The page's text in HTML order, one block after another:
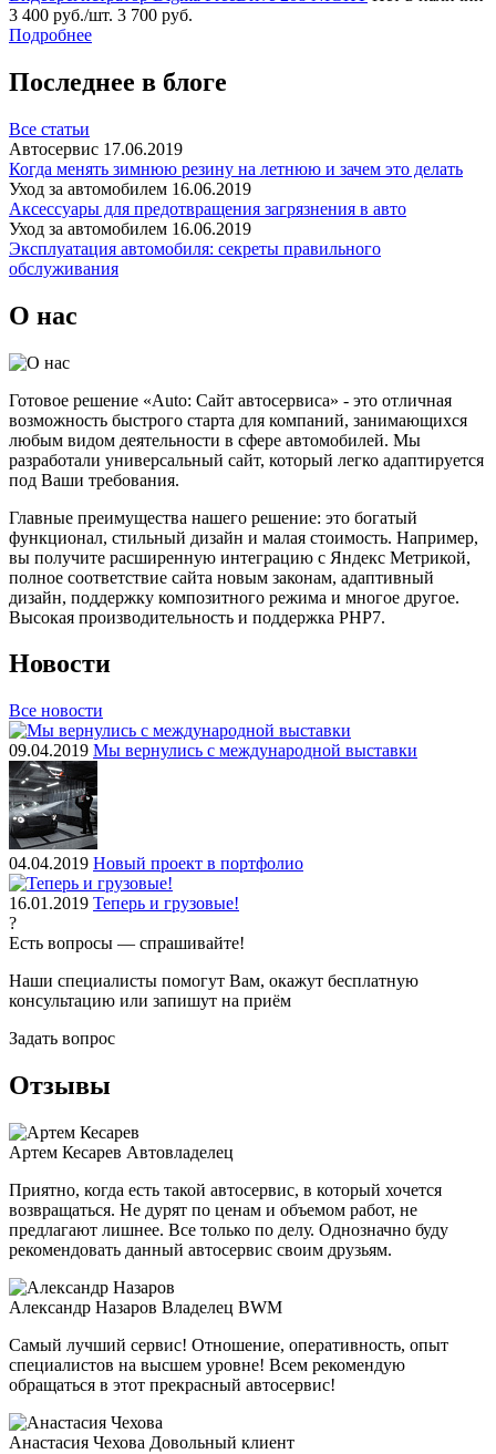
3 400 руб./шт. 3 700 руб.
Подробнее
Последнее в блоге
Все статьи
Автосервис 17.06.2019
Когда менять зимнюю резину на летнюю и зачем это делать
Уход за автомобилем 16.06.2019
Аксессуары для предотвращения загрязнения в авто
Уход за автомобилем 16.06.2019
Эксплуатация автомобиля: секреты правильного
обслуживания
О нас
Готовое решение «Auto: Сайт автосервиса» - это отличная
возможность быстрого старта для компаний, занимающихся
любым видом деятельности в сфере автомобилей. Мы
разработали универсальный сайт, который легко адаптируется
под Ваши требования.
Главные преимущества нашего решение: это богатый
функционал, стильный дизайн и малая стоимость. Например,
вы получите расширенную интеграцию с Яндекс Метрикой,
полное соответствие сайта новым законам, адаптивный
дизайн, поддержку композитного режима и многое другое.
Высокая производительность и поддержка PHP7.
Новости
Все новости
09.04.2019 Мы вернулись с международной выставки
04.04.2019 Новый проект в портфолио
16.01.2019 Теперь и грузовые!
?
Есть вопросы — спрашивайте!
Наши специалисты помогут Вам, окажут бесплатную
консультацию или запишут на приём
Задать вопрос
Отзывы
Артем Кесарев Автовладелец
Приятно, когда есть такой автосервис, в который хочется
возвращаться. Не дурят по ценам и объемом работ, не
предлагают лишнее. Все только по делу. Однозначно буду
рекомендовать данный автосервис своим друзьям.
Александр Назаров Владелец BWM
Самый лучший сервис! Отношение, оперативность, опыт
специалистов на высшем уровне! Всем рекомендую
обращаться в этот прекрасный автосервис!
Анастасия Чехова Довольный клиент